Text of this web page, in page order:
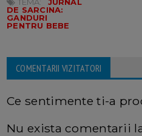
DE SARCINA:
GANDURI
PENTRU BEBE
COMENTARII VIZITATORI
Ce sentimente ti-a
Nu exista comentarii